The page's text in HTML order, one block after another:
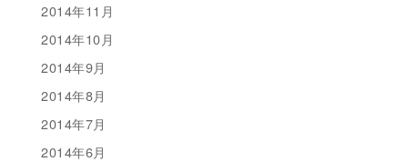
2014年11月
2014年10月
2014年9月
2014年8月
2014年7月
2014年6月